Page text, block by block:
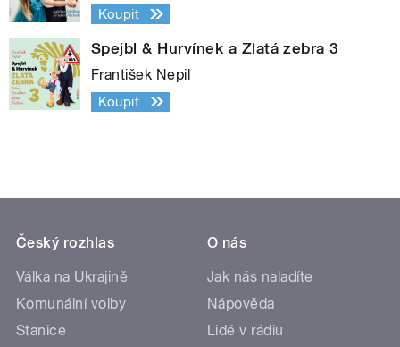
Koupit
Spejbl & Hurvínek a Zlatá zebra 3
František Nepil
Koupit
Český rozhlas
Válka na Ukrajině
Komunální volby
Stanice
O nás
Jak nás naladíte
Nápověda
Lidé v rádiu